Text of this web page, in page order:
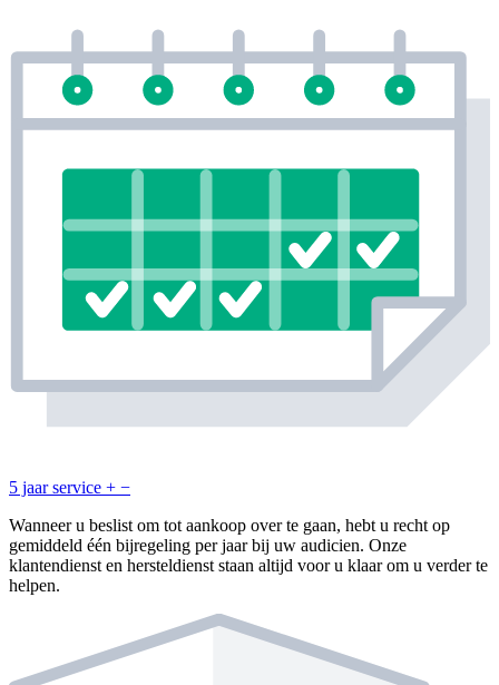
5 jaar service + −
Wanneer u beslist om tot aankoop over te gaan, hebt u recht op
gemiddeld één bijregeling per jaar bij uw audicien. Onze
klantendienst en hersteldienst staan altijd voor u klaar om u verder te
helpen.